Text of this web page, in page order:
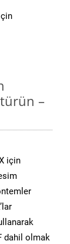
–
için
dahil olmak